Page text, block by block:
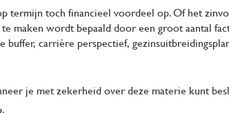
termijn toch financieel voordeel op. Of het
maken wordt bepaald door een groot aantal
buffer, carrière perspectief,
je met zekerheid over deze materie kunt